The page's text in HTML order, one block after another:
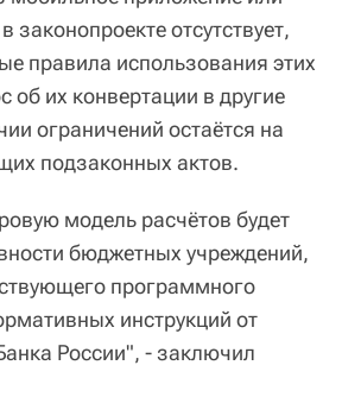
законопроекте отсутствует,
правила использования этих
об их конвертации в другие
ограничений остаётся на
подзаконных актов.
модель расчётов будет
бюджетных учреждений,
программного
инструкций от
России", - заключил